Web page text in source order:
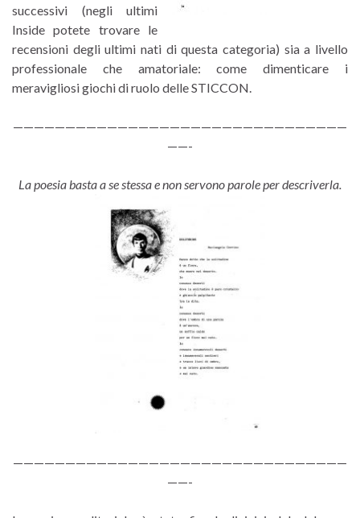
successivi (negli ultimi
Inside potete trovare le
recensioni degli ultimi nati di questa categoria) sia a livello
professionale che amatoriale: come dimenticare i
meravigliosi giochi di ruolo delle STICCON.
————————————————————————————————
——-
La poesia basta a se stessa e non servono parole per descriverla.
————————————————————————————————
——-